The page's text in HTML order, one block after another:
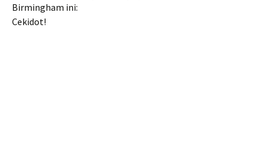
Birmingham ini:
Cekidot!